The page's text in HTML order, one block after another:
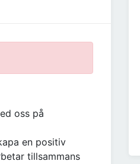
oss på
en positiv
tillsammans